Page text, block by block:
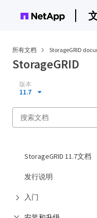
所有文档 StorageGRID
StorageGRID
版本
11.7
StorageGRID 11.7文档
发行说明
入门